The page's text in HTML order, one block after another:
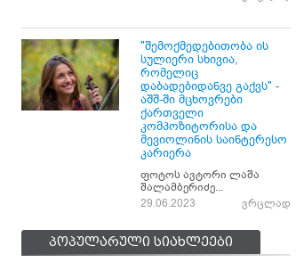
"შემოქმედებითობა ის
სულიერი სხივია,
რომელიც
დაბადებიდანვე გაქვს" -
აშშ-ში მცხოვრები
ქართველი
კომპოზიტორისა და
მევიოლინის საინტერესო
კარიერა
ფოტოს ავტორი ლაშა
შალამბერიძე...
29.06.2023
ვრცლად
პოპულარული სიახლეები